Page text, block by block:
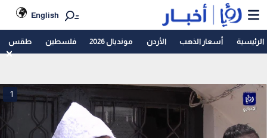
English
الرئيسية أسعار الذهب الأردن مونديال 2026 فلسطين طقس
1